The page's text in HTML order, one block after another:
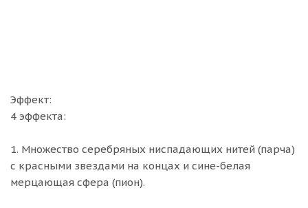
Эффект:
4 эффекта:
1. Множество серебряных ниспадающих нитей (парча)
c красными звездами на концах и сине-белая
мерцающая сфера (пион).